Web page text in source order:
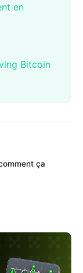
en
Bitcoin
ça